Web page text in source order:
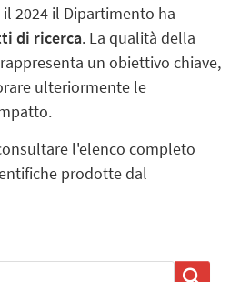
2024 il Dipartimento ha
di ricerca. La qualità della
un obiettivo chiave,
ulteriormente le
l'elenco completo
prodotte dal